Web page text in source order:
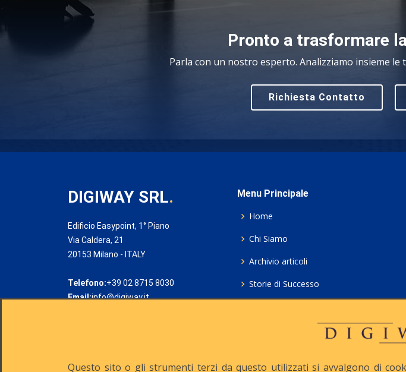
Pronto a trasformare
Parla con un nostro esperto. Analizziamo insieme
Richiesta Contatto
DIGIWAY SRL.
Edificio Easypoint, 1° Piano
Via Caldera, 21
20153 Milano - ITALY
Telefono:+39 02 8715 8030
Email:info@digiway.it
Menu Principale
Home
Chi Siamo
Archivio articoli
Storie di Successo
Questo sito o gli strumenti terzi da questo utilizzati si avvalgono di